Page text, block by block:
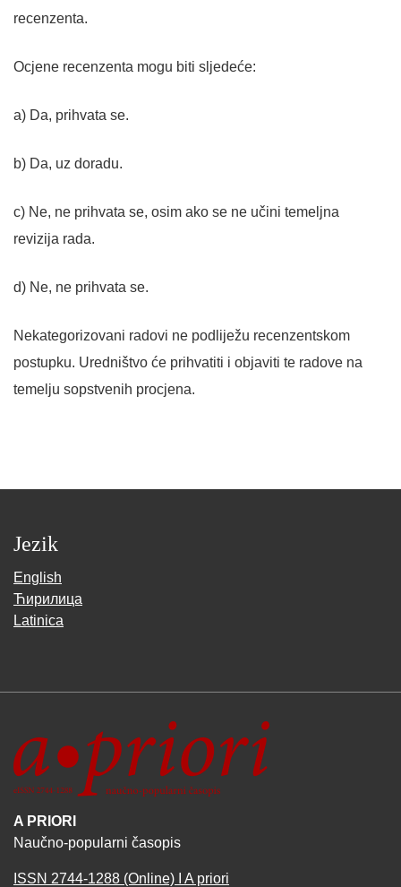
recenzenta.
Ocjene recenzenta mogu biti sljedeće:
a) Da, prihvata se.
b) Da, uz doradu.
c) Ne, ne prihvata se, osim ako se ne učini temeljna
revizija rada.
d) Ne, ne prihvata se.
Nekategorizovani radovi ne podliježu recenzentskom
postupku. Uredništvo će prihvatiti i objaviti te radove na
temelju sopstvenih procjena.
Jezik
English
Ћирилица
Latinica
A PRIORI
Naučno-popularni časopis
ISSN 2744-1288 (Online) I A priori